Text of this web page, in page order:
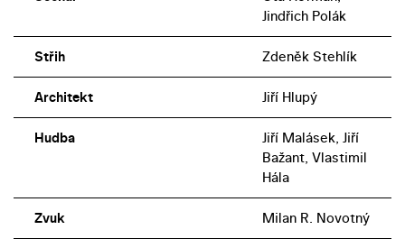
Jindřich Polák
Střih Zdeněk Stehlík
Architekt Jiří Hlupý
Hudba
Jiří Malásek, Jiří
Bažant, Vlastimil
Hála
Zvuk Milan R. Novotný